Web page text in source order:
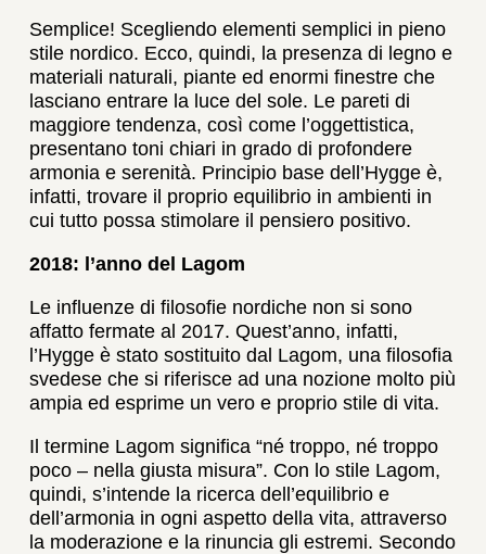
Semplice! Scegliendo elementi semplici in pieno
stile nordico. Ecco, quindi, la presenza di legno e
materiali naturali, piante ed enormi finestre che
lasciano entrare la luce del sole. Le pareti di
maggiore tendenza, così come l’oggettistica,
presentano toni chiari in grado di profondere
armonia e serenità. Principio base dell’Hygge è,
infatti, trovare il proprio equilibrio in ambienti in
cui tutto possa stimolare il pensiero positivo.
2018: l’anno del Lagom
Le influenze di filosofie nordiche non si sono
affatto fermate al 2017. Quest’anno, infatti,
l’Hygge è stato sostituito dal Lagom, una filosofia
svedese che si riferisce ad una nozione molto più
ampia ed esprime un vero e proprio stile di vita.
Il termine Lagom significa “né troppo, né troppo
poco – nella giusta misura”. Con lo stile Lagom,
quindi, s’intende la ricerca dell’equilibrio e
dell’armonia in ogni aspetto della vita, attraverso
la moderazione e la rinuncia gli estremi. Secondo